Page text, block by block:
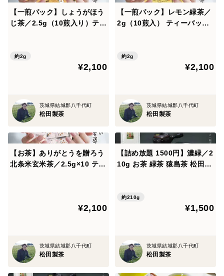
【一煎パック】しょうがほう
じ茶／2.5g（10煎入り）ティ
の気持ち プレゼント クリッ
クポスト ギフト包装可 TBG-
約2g
¥2,100
茨城県結城郡八千代町
松田製茶
【一煎パック】レモン緑茶／
2g（10煎入） ティーバッグ
ん ほんの気持ち プレゼント
クリックポスト TBG-035
約2g
¥2,100
茨城県結城郡八千代町
松田製茶
【お茶】ありがとうを贈ろう
北条米玄米茶／2.5g×10 ティ
¥2,100
茨城県結城郡八千代町
松田製茶
【詰め放題 1500円】濃緑／2
10g お茶 緑茶 猿島茶 松田製
約210g
¥1,500
茨城県結城郡八千代町
松田製茶